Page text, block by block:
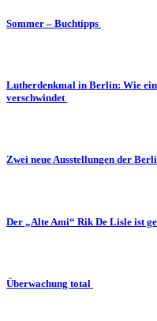
Sommer – Buchtipps
Lutherdenkmal in Berlin: Wie
verschwindet
Zwei neue Ausstellungen der
Der „Alte Ami“ Rik De Lisle ist
Überwachung total